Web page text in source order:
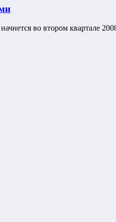
во втором квартале